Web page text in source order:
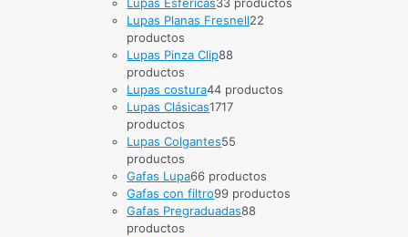
Lupas Planas Fresnell22
productos
Lupas Pinza Clip88
productos
Lupas costura44 productos
Lupas Clásicas1717
productos
Lupas Colgantes55
productos
Gafas Lupa66 productos
Gafas con filtro99 productos
Gafas Pregraduadas88
productos